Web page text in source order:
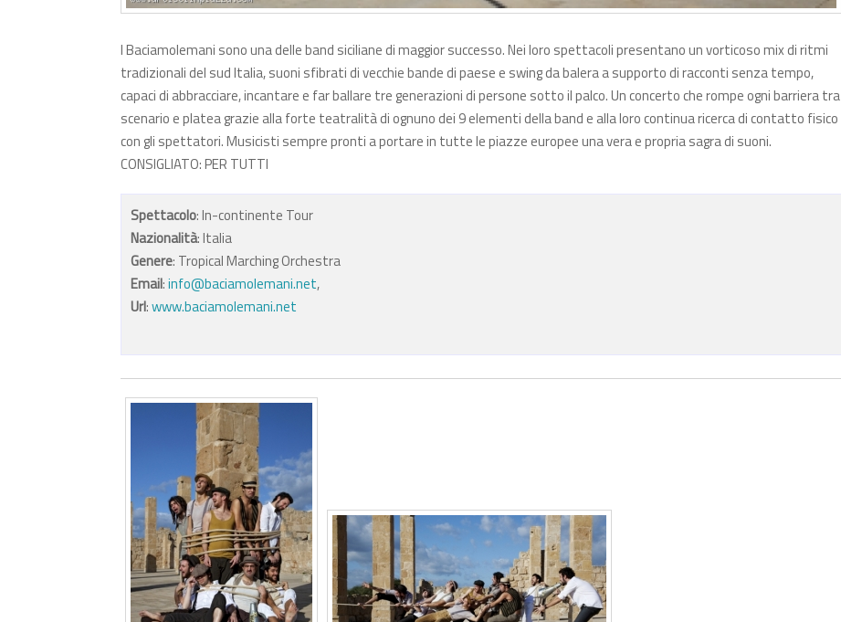
I Baciamolemani sono una delle band siciliane di maggior successo. Nei loro spettacoli presentano un vorticoso mix di ritmi
tradizionali del sud Italia, suoni sfibrati di vecchie bande di paese e swing da balera a supporto di racconti senza tempo,
capaci di abbracciare, incantare e far ballare tre generazioni di persone sotto il palco. Un concerto che rompe ogni barriera tra
scenario e platea grazie alla forte teatralità di ognuno dei 9 elementi della band e alla loro continua ricerca di contatto fisico
con gli spettatori. Musicisti sempre pronti a portare in tutte le piazze europee una vera e propria sagra di suoni.
CONSIGLIATO: PER TUTTI
Spettacolo: In-continente Tour
Nazionalità: Italia
Genere: Tropical Marching Orchestra
Email:info@baciamolemani.net,
Url:www.baciamolemani.net